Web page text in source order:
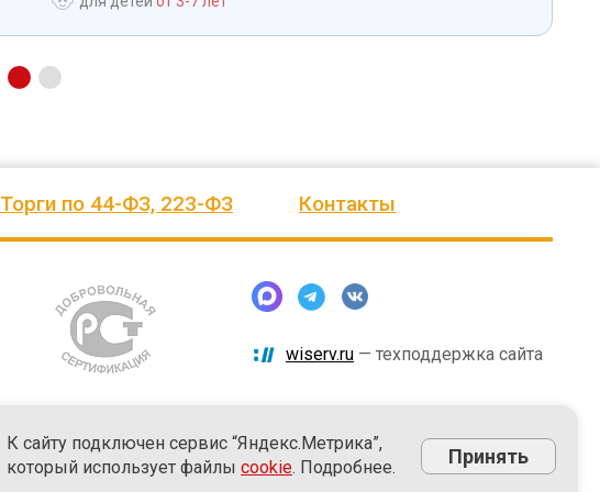
Торги по 44-ФЗ, 223-ФЗ Контакты
wiserv.ru — техподдержка сайта
К сайту подключен сервис “Яндекс.Метрика”,
который использует файлы cookie. Подробнее. Принять